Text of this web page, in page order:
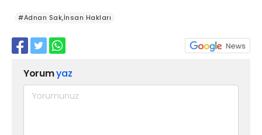
#Adnan Sak,İnsan Hakları
Yorumyaz